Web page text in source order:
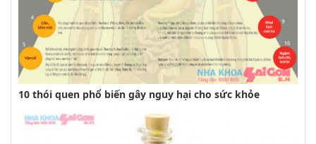
10 thói quen phổ biến gây nguy hại cho sức khỏe